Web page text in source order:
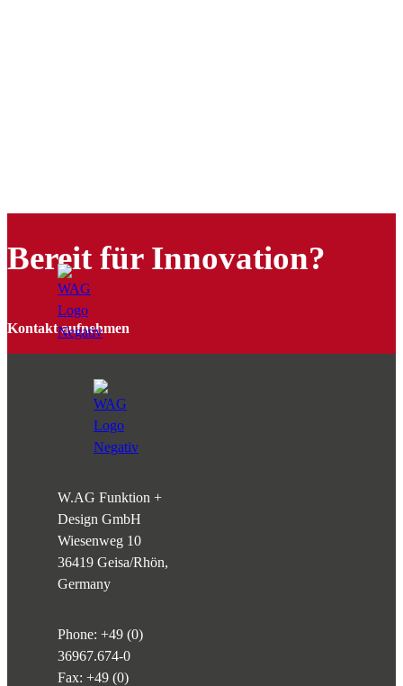
Bereit für Innovation?
Kontakt aufnehmen
W.AG Funktion +
Design GmbH
Wiesenweg 10
36419 Geisa/Rhön,
Germany
Phone: +49 (0)
36967.674-0
Fax: +49 (0)